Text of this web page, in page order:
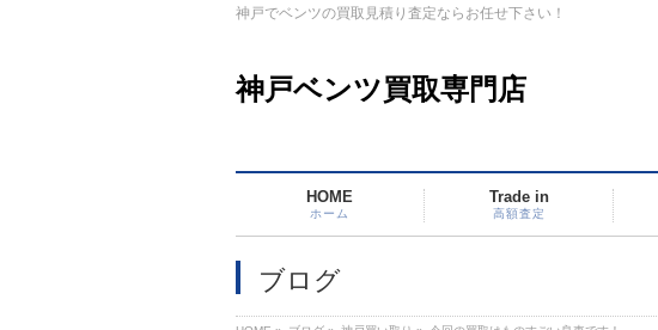
神戸でベンツの買取見積り査定ならお任せ下さい！
神戸ベンツ買取専門店
HOME
ホーム
Trade in
高額査定
ブログ